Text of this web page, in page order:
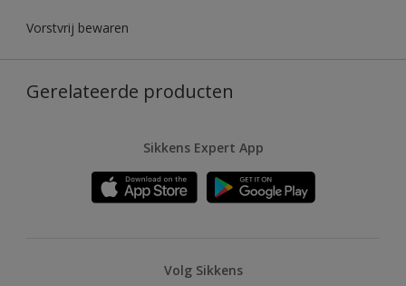
Vorstvrij bewaren
Gerelateerde producten
Sikkens Expert App
Volg Sikkens